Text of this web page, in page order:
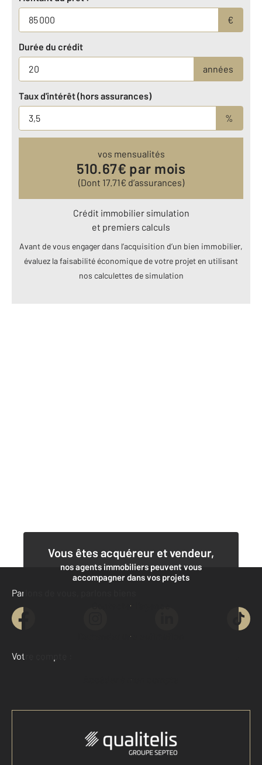
€
Durée du crédit
années
Taux d'intérêt (hors assurances)
%
vos mensualités
510.67€ par mois
(Dont 17.71€ d’assurances)
Crédit immobilier simulation
et premiers calculs
Avant de vous engager dans l’acquisition d’un bien immobilier,
évaluez la faisabilité économique de votre projet en utilisant
nos calculettes de simulation
Vous êtes acquéreur et vendeur,
nos agents immobiliers peuvent vous
accompagner dans vos projets
Contacter l'agence
Demander une estimation
Parlons de vous, parlons biens
Votre compte :
Accéder à mon compte